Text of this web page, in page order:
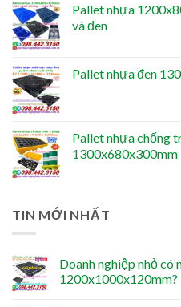
Pallet nhựa
và đen
Pallet nhựa đen
Pallet nhựa chống
1300x680x300mm
TIN MỚI NHẤT
Doanh nghiệp nhỏ có
1200x1000x120mm?